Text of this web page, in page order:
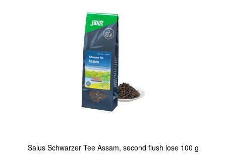
Salus Schwarzer Tee Assam, second flush lose 100 g